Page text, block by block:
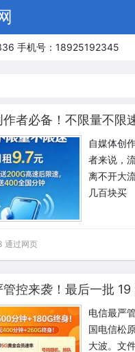
手机号：18925192345
作者必备！不限量不限
自媒体创
者来说，
离不开大
几百块买
通过网页
控来袭！最后一批 19
电信最严
国电信松
大波。文